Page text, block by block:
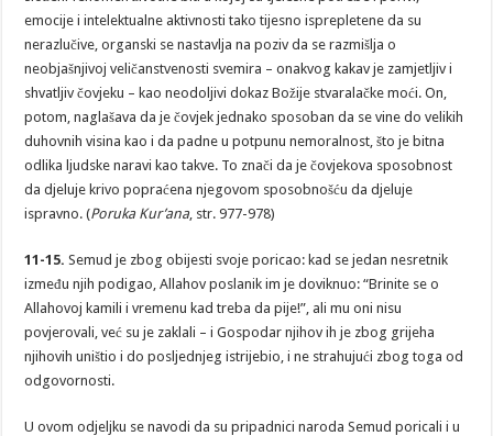
emocije i intelektualne aktivnosti tako tijesno isprepletene da su
nerazlučive, organski se nastavlja na poziv da se razmišlja o
neobjašnjivoj veličanstvenosti svemira – onakvog kakav je zamjetljiv i
shvatljiv čovjeku – kao neodoljivi dokaz Božije stvaralačke moći. On,
potom, naglašava da je čovjek jednako sposoban da se vine do velikih
duhovnih visina kao i da padne u potpunu nemoralnost, što je bitna
odlika ljudske naravi kao takve. To znači da je čovjekova sposobnost
da djeluje krivo popraćena njegovom sposobnošću da djeluje
ispravno. (Poruka Kur’ana, str. 977-978)
11-15. Semud je zbog obijesti svoje poricao: kad se jedan nesretnik
između njih podigao, Allahov poslanik im je doviknuo: “Brinite se o
Allahovoj kamili i vremenu kad treba da pije!”, ali mu oni nisu
povjerovali, već su je zaklali – i Gospodar njihov ih je zbog grijeha
njihovih uništio i do posljednjeg istrijebio, i ne strahujući zbog toga od
odgovornosti.
U ovom odjeljku se navodi da su pripadnici naroda Semud poricali i u